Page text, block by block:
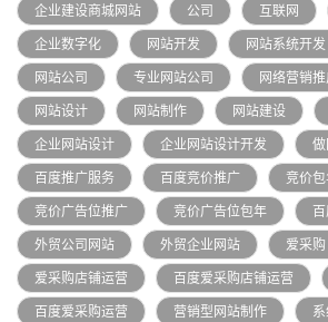
企业建设商城网站
公司 互联网
企业数字化
网站开发 网站系统开发
网站公司
专业网站公司 网络营销
网站设计
网站制作 网站建设
企业网站设计
企业网站设计开发
百度推广服务
百度竞价推广
竞价
竞价广告位推广
竞价广告位包年
外贸公司网站
外贸企业网站 爱采购
爱采购店铺运营
百度爱采购店铺运营
百度爱采购运营
营销型网站制作